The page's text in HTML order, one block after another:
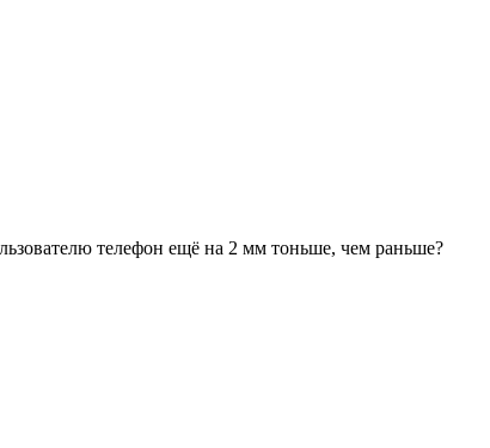
телефон ещё на 2 мм тоньше, чем раньше?